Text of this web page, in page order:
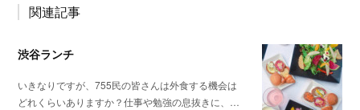
関連記事
渋谷ランチ
いきなりですが、755民の皆さんは外食する機会は
どれくらいありますか？仕事や勉強の息抜きに、…